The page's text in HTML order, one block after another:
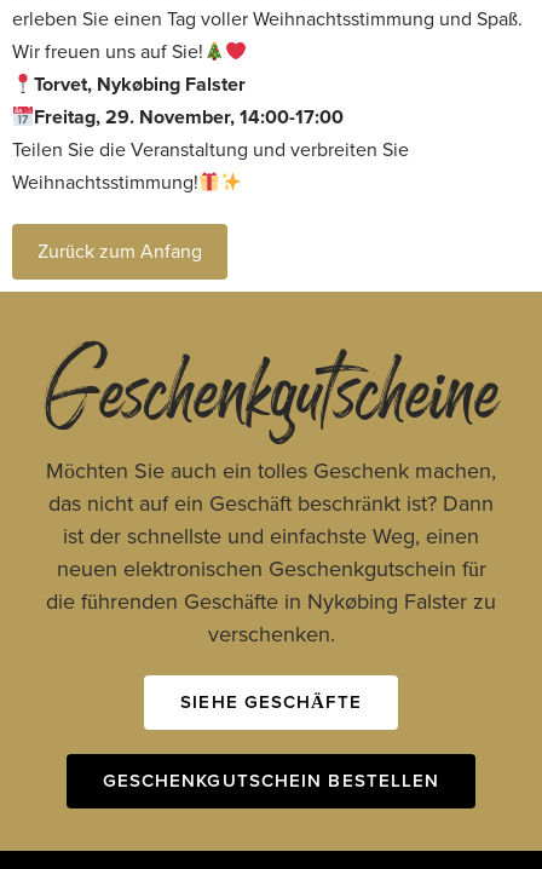
erleben Sie einen Tag voller Weihnachtsstimmung und Spaß.
Wir freuen uns auf Sie!
Torvet, Nykøbing Falster
Freitag, 29. November, 14:00-17:00
Teilen Sie die Veranstaltung und verbreiten Sie
Weihnachtsstimmung!
Zurück zum Anfang
Geschenkgutscheine
Möchten Sie auch ein tolles Geschenk machen,
das nicht auf ein Geschäft beschränkt ist? Dann
ist der schnellste und einfachste Weg, einen
neuen elektronischen Geschenkgutschein für
die führenden Geschäfte in Nykøbing Falster zu
verschenken.
SIEHE GESCHÄFTE
GESCHENKGUTSCHEIN BESTELLEN